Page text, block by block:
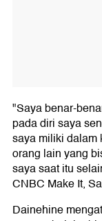
"Saya benar-
pada diri saya
saya miliki dalam
orang lain yang
saya saat itu
CNBC Make It,
Dainehine